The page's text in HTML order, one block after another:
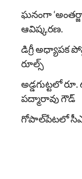
ఘనంగా
ఆవిష్కరణ.
డిగ్రీ అధ్యాపక
రూల్స్
అడ్డగుట్టలో రూ.
పద్మారావు గౌడ్
గోపాల్‌పేటలో